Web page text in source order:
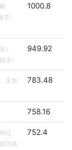
芹、
1000.8
）、
水）
949.92
未加
783.48
758.16
过
印第
752.4